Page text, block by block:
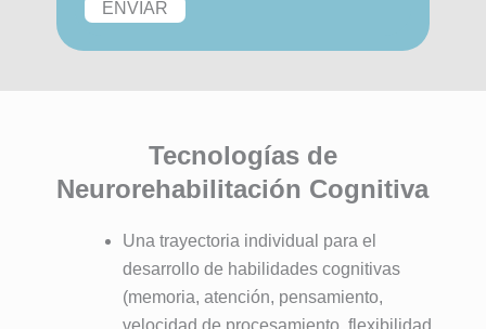
Tecnologías de
Neurorehabilitación Cognitiva
Una trayectoria individual para el
desarrollo de habilidades cognitivas
(memoria, atención, pensamiento,
velocidad de procesamiento, flexibilidad